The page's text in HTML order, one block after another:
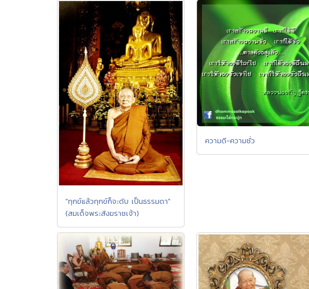
"ทุกข์แล้วทุกข์ก็จะดับ เป็นธรรมดา"
(สมเด็จพระสังฆราชเจ้า)
ความดี-ความชั่ว